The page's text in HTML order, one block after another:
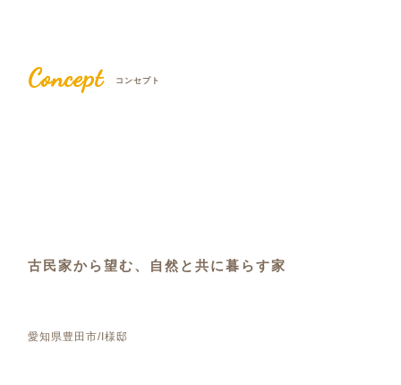
Concept コンセプト
古民家から望む、自然と共に暮らす家
愛知県豊田市/I様邸